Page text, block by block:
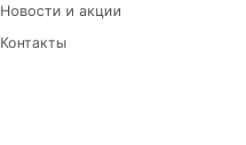
Новости и акции
Контакты